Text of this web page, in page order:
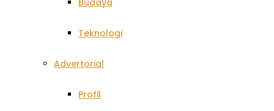
Budaya
Teknologi
Advertorial
Profil